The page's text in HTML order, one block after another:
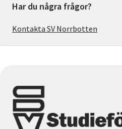
Har du några frågor?
Kontakta SV Norrbotten